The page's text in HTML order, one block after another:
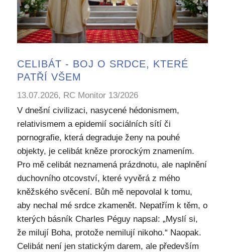
CELIBÁT - BOJ O SRDCE, KTERÉ
PATŘÍ VŠEM
13.07.2026, RC Monitor 13/2026
V dnešní civilizaci, nasycené hédonismem,
relativismem a epidemií sociálních sítí či
pornografie, která degraduje ženy na pouhé
objekty, je celibát kněze prorockým znamením.
Pro mě celibát neznamená prázdnotu, ale naplnění
duchovního otcovství, které vyvěrá z mého
kněžského svěcení. Bůh mě nepovolal k tomu,
aby nechal mé srdce zkamenět. Nepatřím k těm, o
kterých básník Charles Péguy napsal: „Myslí si,
že milují Boha, protože nemilují nikoho.“ Naopak.
Celibát není jen statickým darem, ale především